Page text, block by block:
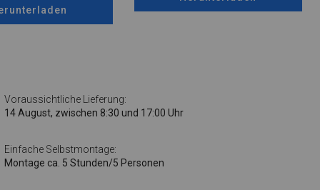
Voraussichtliche Lieferung:
14 August, zwischen 8:30 und 17:00 Uhr
Einfache Selbstmontage:
Montage ca. 5 Stunden/5 Personen